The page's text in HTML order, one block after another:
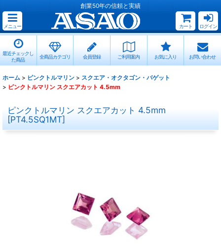
創業50年の信頼と実績
メニュー カート ログイン
最近チェックし
た商品
全商品カテゴリ 会員登録 ご利用案内 お気に入り お問い合わせ
ホーム > ピンクトルマリン > スクエア・オクタゴン・バゲット
> ピンクトルマリン スクエアカット 4.5mm
ピンクトルマリン スクエアカット 4.5mm
[PT4.5SQ1MT]